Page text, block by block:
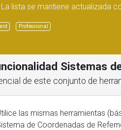
lista se mantiene actualizada
Professional
Sistemas
de este conjunto de
las mismas herramientas
de Coordenadas de